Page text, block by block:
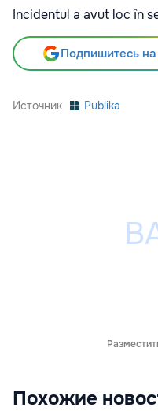
Incidentul a avut loc în
Подпишитесь
Источник Publika
Похожие